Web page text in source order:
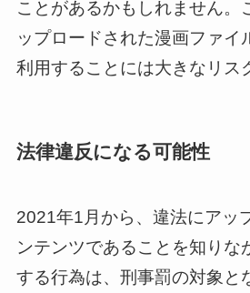
ことがあるかもしれません。
ップロードされた漫画ファイ
利用することには大きなリス
法律違反になる可能性
2021年1月から、違法にアッ
ンテンツであることを知りな
する行為は、刑事罰の対象と